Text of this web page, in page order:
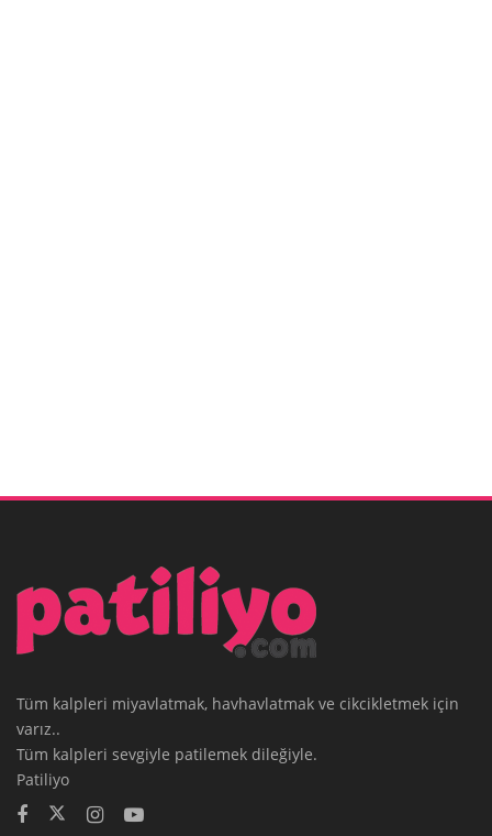
Tüm kalpleri miyavlatmak, havhavlatmak ve cikcikletmek için
varız..
Tüm kalpleri sevgiyle patilemek dileğiyle.
Patiliyo